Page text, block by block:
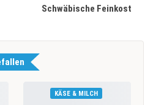
Schwäbische Feinkost
KÄSE & MILCH